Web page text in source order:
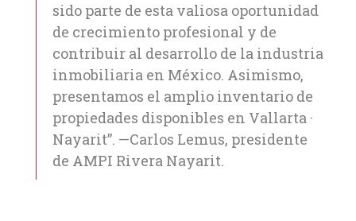
sido parte de esta valiosa oportunidad
de crecimiento profesional y de
contribuir al desarrollo de la industria
inmobiliaria en México. Asimismo,
presentamos el amplio inventario de
propiedades disponibles en Vallarta ·
Nayarit”. —Carlos Lemus, presidente
de AMPI Rivera Nayarit.